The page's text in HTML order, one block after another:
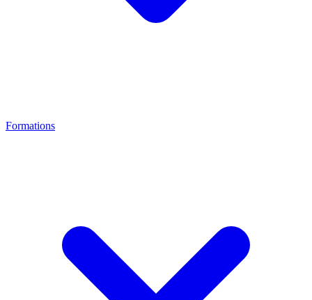
Formations